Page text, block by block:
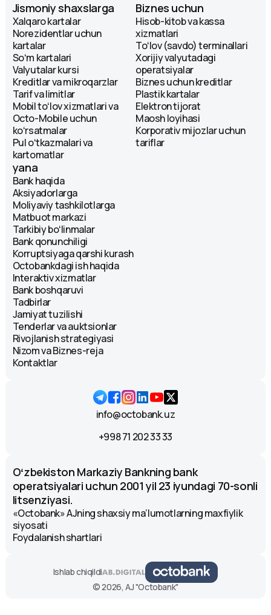
Jismoniy shaxslarga
Xalqaro kartalar
Norezidentlar uchun
kartalar
Soʻm kartalari
Valyutalar kursi
Kreditlar va mikroqarzlar
Tarif va limitlar
Mobil toʻlov xizmatlari va
Octo-Mobile uchun
koʻrsatmalar
Pul oʻtkazmalari va
kartomatlar
Biznes uchun
Hisob-kitob va kassa
xizmatlari
Toʻlov (savdo) terminallari
Xorijiy valyutadagi
operatsiyalar
Biznes uchun kreditlar
Plastik kartalar
Elektron tijorat
Maosh loyihasi
Korporativ mijozlar uchun
tariflar
yana
Bank haqida
Aksiyadorlarga
Moliyaviy tashkilotlarga
Matbuot markazi
Tarkibiy boʻlinmalar
Bank qonunchiligi
Korruptsiyaga qarshi kurash
Octobankdagi ish haqida
Interaktiv xizmatlar
Bank boshqaruvi
Tadbirlar
Jamiyat tuzilishi
Tenderlar va auktsionlar
Rivojlanish strategiyasi
Nizom va Biznes-reja
Kontaktlar
info@octobank.uz
+998 71 202 33 33
Oʻzbekiston Markaziy Bankning bank
operatsiyalari uchun 2001 yil 23 iyundagi 70-sonli
litsenziyasi.
«Octobank» AJning shaxsiy ma’lumotlarning maxfiylik
siyosati
Foydalanish shartlari
Ishlab chiqildi
© 2026, AJ "Octobank"